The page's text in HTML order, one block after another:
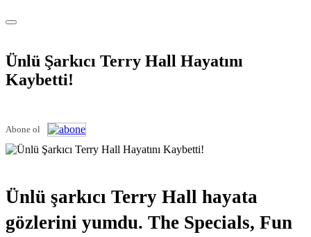
Ünlü Şarkıcı Terry Hall Hayatını
Kaybetti!
Abone ol
Ünlü şarkıcı Terry Hall hayata
gözlerini yumdu. The Specials, Fun